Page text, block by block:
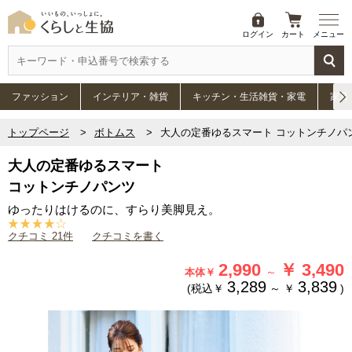
ログイン カート メニュー
ファッション インテリア・雑貨 キッチン・生活雑貨・家電 家具
トップページ ボトムス 大人の定番ゆるスマート コットンチノパ
大人の定番ゆるスマート
コットンチノパンツ
ゆったりはけるのに、すらり美脚見え。
クチコミ 21件 クチコミを書く
本体￥ 2,990 ～ ￥ 3,490
(税込￥ 3,289 ～ ￥ 3,839 )